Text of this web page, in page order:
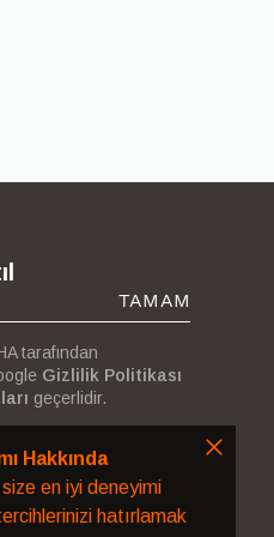
Hakkında
en iyi deneyimi
hatırlamak
TAMAM
tarafından
Gizlilik Politikası
geçerlidir.